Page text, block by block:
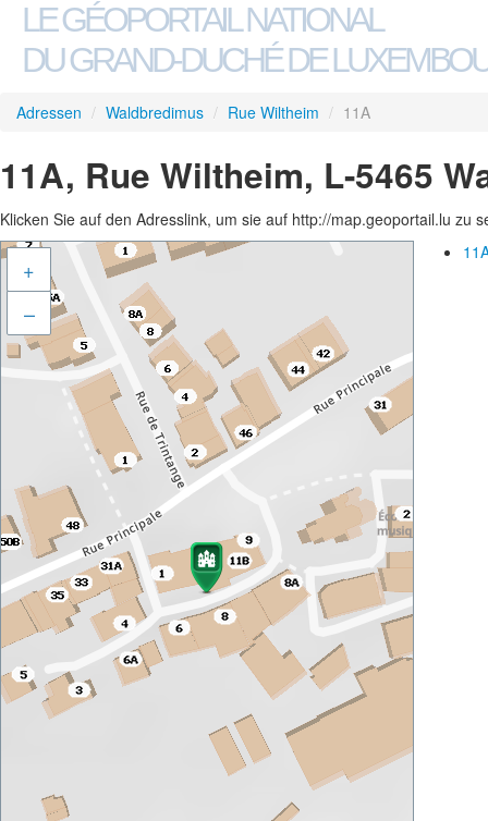
LE GÉOPORTAIL NATIONAL
DU GRAND-DUCHÉ DE
Adressen / Waldbredimus / Rue Wiltheim / 11A
11A, Rue Wiltheim, L-5465
Klicken Sie auf den Adresslink, um sie auf http://map.geoportail.lu zu
+
–